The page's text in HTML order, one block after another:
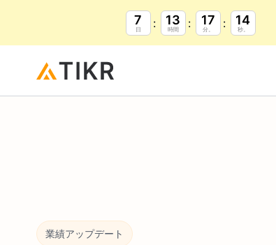
7
日
13
時間
17
分。
13
秒。
業績アップデート